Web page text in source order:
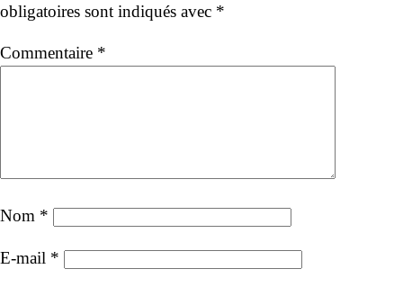
obligatoires sont indiqués avec *
Commentaire *
Nom *
E-mail *